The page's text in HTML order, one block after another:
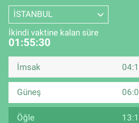
İSTANBUL
İkindi vaktine kalan süre
01:55:29
İmsak
Güneş
Öğle